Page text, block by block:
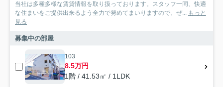
当社は多種多様な賃貸情報を取り扱っております。スタッフ一同、快適
な住まいをご提供出来るよう全力で努めてまいりますので、ぜ... もっと
見る
募集中の部屋
103
8.5万円
1階 / 41.53㎡ / 1LDK